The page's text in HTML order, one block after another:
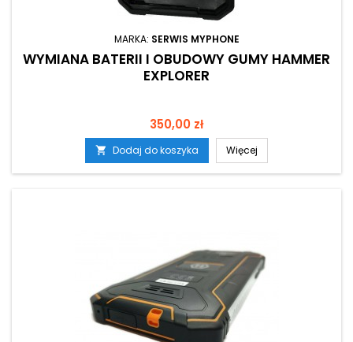
MARKA: SERWIS MYPHONE
WYMIANA BATERII I OBUDOWY GUMY HAMMER
EXPLORER
Cena
350,00 zł
 Dodaj do koszyka Więcej